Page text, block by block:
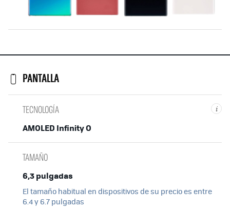
PANTALLA
i
TECNOLOGÍA
AMOLED Infinity O
TAMAÑO
6,3 pulgadas
El tamaño habitual en dispositivos de su precio es entre
6.4 y 6.7 pulgadas